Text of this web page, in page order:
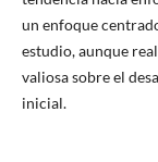
un enfoque
estudio, aunque
valiosa sobre el
inicial.